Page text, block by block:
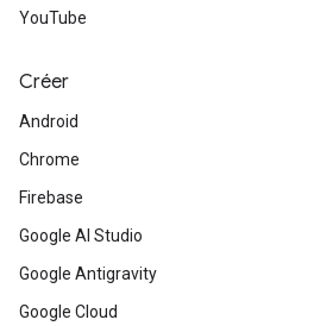
YouTube
Créer
Android
Chrome
Firebase
Google AI Studio
Google Antigravity
Google Cloud